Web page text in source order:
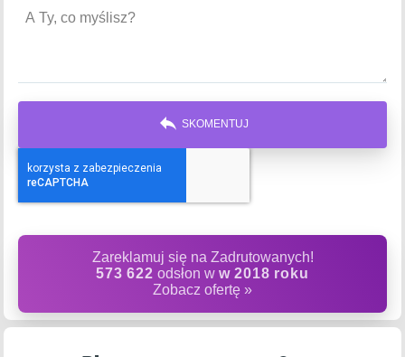
reply SKOMENTUJ
Zareklamuj się na Zadrutowanych!
573 622 odsłon w w 2018 roku
Zobacz ofertę »